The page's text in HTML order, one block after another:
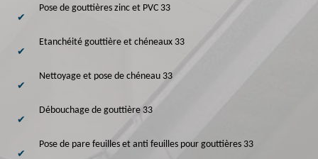
Pose de gouttières zinc et PVC 33
Etanchéité gouttière et chéneaux 33
Nettoyage et pose de chéneau 33
Débouchage de gouttière 33
Pose de pare feuilles et anti feuilles pour gouttières 33